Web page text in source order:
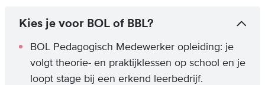
Kies je voor BOL of BBL?
BOL Pedagogisch Medewerker opleiding: je
volgt theorie- en praktijklessen op school en je
loopt stage bij een erkend leerbedrijf.